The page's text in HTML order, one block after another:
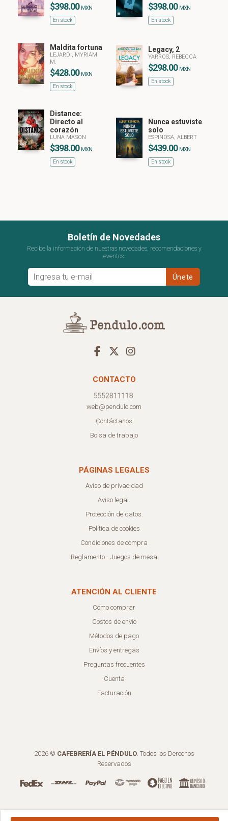
$398.00 MXN
En stock
$398.00 MXN
En stock
Maldita fortuna
LEJARDI, MYRIAM
M.
$428.00 MXN
En stock
Legacy, 2
YARROS, REBECCA
$298.00 MXN
En stock
Distance:
Directo al
corazón
LUNA MASON
$398.00 MXN
En stock
Nunca estuviste
solo
ESPINOSA, ALBERT
$439.00 MXN
En stock
Boletín de Novedades
Recibe la información de nuestras novedades, recomendaciones y
eventos.
CONTACTO
web@pendulo.com
Contáctanos
Bolsa de trabajo
PÁGINAS LEGALES
Aviso de privacidad
Aviso legal.
Protección de datos.
Política de cookies
Condiciones de compra
Reglamento - Juegos de mesa
ATENCIÓN AL CLIENTE
Cómo comprar
Costos de envío
Métodos de pago
Envíos y entregas
Preguntas frecuentes
Cuenta
Facturación
2026 © CAFEBRERÍA EL PÉNDULO. Todos los Derechos
Reservados